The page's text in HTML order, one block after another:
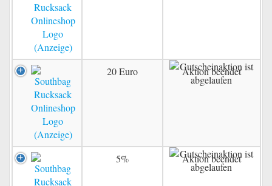
20 Euro Aktion beendet
5% Aktion beendet